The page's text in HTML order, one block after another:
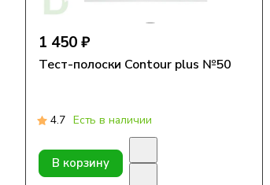
1 450 ₽
Тест-полоски Contour plus №50
4.7 Есть в наличии
В корзину